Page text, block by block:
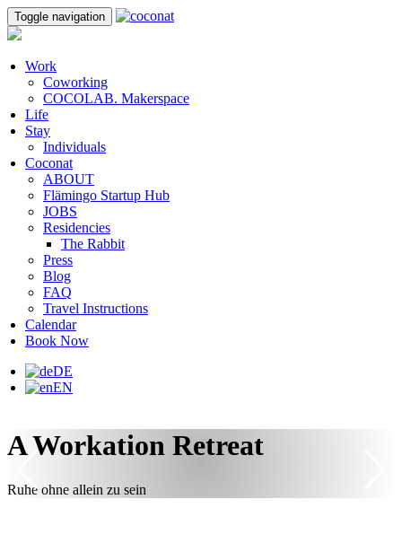
Toggle navigation
Work
Coworking
COCOLAB. Makerspace
Life
Stay
Individuals
Coconat
ABOUT
Flämingo Startup Hub
JOBS
Residencies
The Rabbit
Press
Blog
FAQ
Travel Instructions
Calendar
Book Now
DE
EN
A Workation Retreat
Ruhe ohne allein zu sein